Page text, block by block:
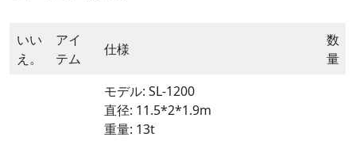
いい
え。
アイ
テム
仕様
数
量
モデル: SL-1200
直径: 11.5*2*1.9m
重量: 13t